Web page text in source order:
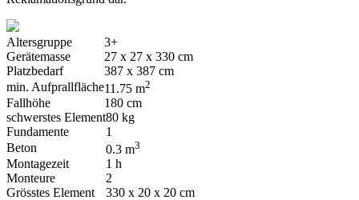
Altersgruppe
3+
Gerätemasse
27 x 27 x 330 cm
Platzbedarf
387 x 387 cm
min. Aufprallfläche11.75 m2
Fallhöhe
180 cm
schwerstes Element80 kg
Fundamente
1
Beton
0.3 m3
Montagezeit
1 h
Monteure
2
Grösstes Element
330 x 20 x 20 cm